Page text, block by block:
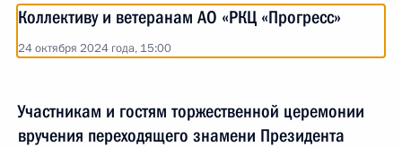
Коллективу и ветеранам АО «РКЦ «Прогресс»
24 октября 2024 года, 15:00
Участникам и гостям торжественной церемонии
вручения переходящего знамени Президента